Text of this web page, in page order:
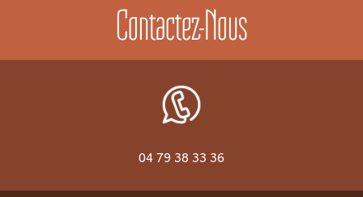
Contactez-Nous
04 79 38 33 36